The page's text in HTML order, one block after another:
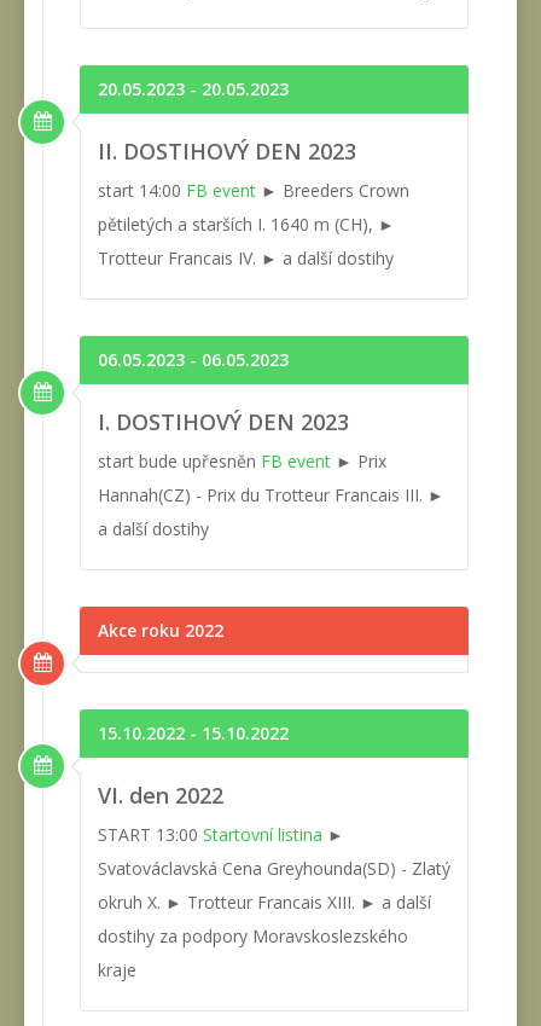
20.05.2023 - 20.05.2023
II. DOSTIHOVÝ DEN 2023
start 14:00 FB event ► Breeders Crown
pětiletých a starších I. 1640 m (CH), ►
Trotteur Francais IV. ► a další dostihy
06.05.2023 - 06.05.2023
I. DOSTIHOVÝ DEN 2023
start bude upřesněn FB event ► Prix
Hannah(CZ) - Prix du Trotteur Francais III. ►
a další dostihy
Akce roku 2022
15.10.2022 - 15.10.2022
VI. den 2022
START 13:00 Startovní listina ►
Svatováclavská Cena Greyhounda(SD) - Zlatý
okruh X. ► Trotteur Francais XIII. ► a další
dostihy za podpory Moravskoslezského
kraje